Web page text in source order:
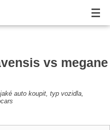
vs megane
auto koupit, typ vozidla,